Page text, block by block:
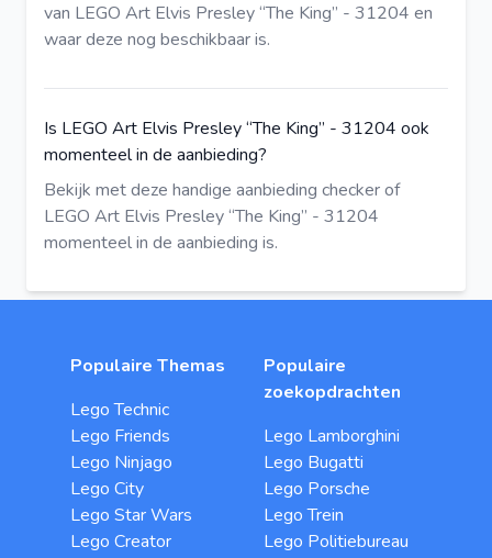
van LEGO Art Elvis Presley “The King” - 31204 en
waar deze nog beschikbaar is.
Is LEGO Art Elvis Presley “The King” - 31204 ook
momenteel in de aanbieding?
Bekijk met deze handige aanbieding checkerof
LEGO Art Elvis Presley “The King” - 31204
momenteel in de aanbieding is.
Populaire Themas
Lego Technic
Lego Friends
Lego Ninjago
Lego City
Lego Star Wars
Lego Creator
Populaire
zoekopdrachten
Lego Lamborghini
Lego Bugatti
Lego Porsche
Lego Trein
Lego Politiebureau